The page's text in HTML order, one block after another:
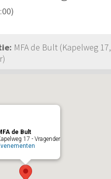
MFA de Bult (Kapelweg 17,
de Bult
17 - Vragender